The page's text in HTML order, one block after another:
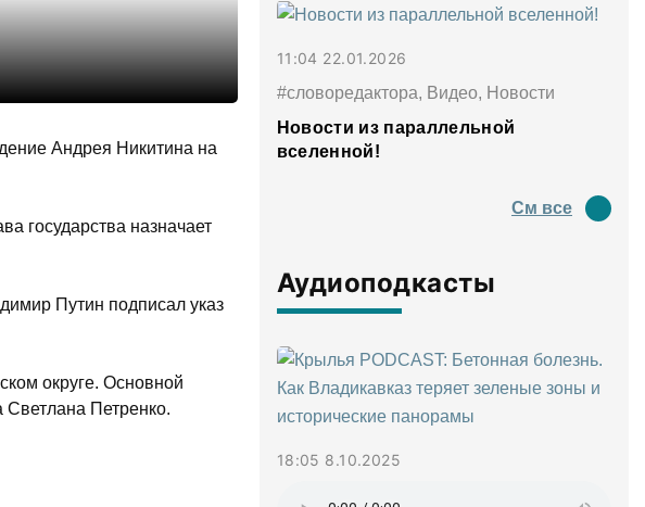
Андрея Никитина на
государства назначает
Путин подписал указ
округе. Основной
Светлана Петренко.
11:04 22.01.2026
#словоредактора, Видео, Новости
Новости из параллельной
вселенной!
См все
Аудиоподкасты
18:05 8.10.2025